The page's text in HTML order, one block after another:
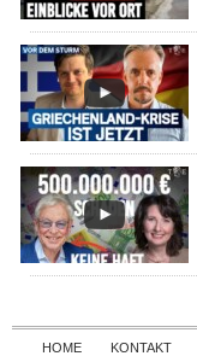
HOME KONTAKT